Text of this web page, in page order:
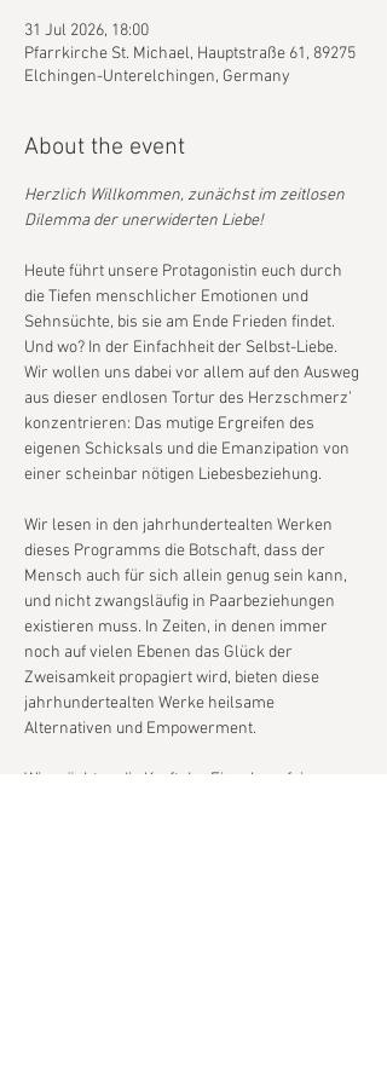
31 Jul 2026, 18:00
Pfarrkirche St. Michael, Hauptstraße 61, 89275
Elchingen-Unterelchingen, Germany
About the event
Herzlich Willkommen, zunächst im zeitlosen
Dilemma der unerwiderten Liebe!
Heute führt unsere Protagonistin euch durch
die Tiefen menschlicher Emotionen und
Sehnsüchte, bis sie am Ende Frieden findet.
Und wo? In der Einfachheit der Selbst-Liebe.
Wir wollen uns dabei vor allem auf den Ausweg
aus dieser endlosen Tortur des Herzschmerz’
konzentrieren: Das mutige Ergreifen des
eigenen Schicksals und die Emanzipation von
einer scheinbar nötigen Liebesbeziehung.
Wir lesen in den jahrhundertealten Werken
dieses Programms die Botschaft, dass der
Mensch auch für sich allein genug sein kann,
und nicht zwangsläufig in Paarbeziehungen
existieren muss. In Zeiten, in denen immer
noch auf vielen Ebenen das Glück der
Zweisamkeit propagiert wird, bieten diese
jahrhundertealten Werke heilsame
Alternativen und Empowerment.
Wir möchten die Kraft der Einzelnen feiern,